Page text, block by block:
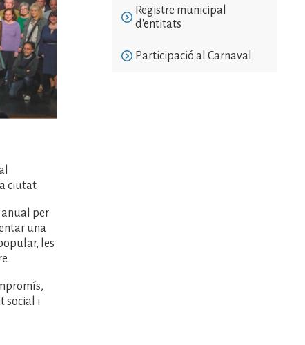
ciutat.
anual per
una
les
social i
Registre municipal
d'entitats
Participació al Carnaval